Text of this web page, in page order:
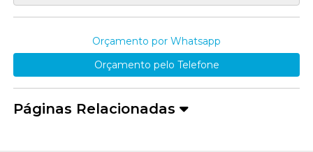
Orçamento por Whatsapp
Orçamento pelo Telefone
Páginas Relacionadas